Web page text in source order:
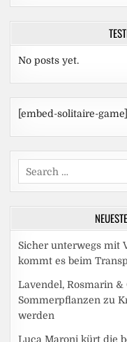
No posts yet.
[embed-solitaire-game]
Search
for:
Sicher unterwegs mit
kommt es beim
Lavendel, Rosmarin &
Sommerpflanzen zu
werden
Luca Maroni kürt die